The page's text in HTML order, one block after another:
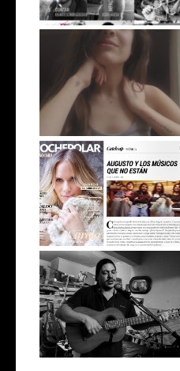
Cuando lo increíble pasa
Augusto y los músicos que no
están ...
De ensayo: Shaman y los
Pilares de ...